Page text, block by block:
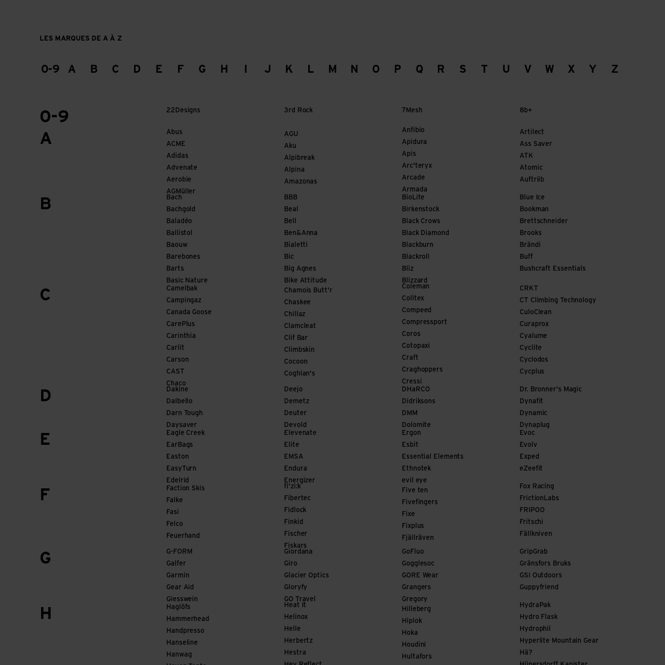
LES MARQUES DE A À Z
0-9 A B C D E F G H J K L M N O P Q R S T U V W X Y Z
0-9 22Designs 3rd Rock 7Mesh 8b+
A
Abus
ACME
Adidas
Advenate
Aerobie
AGMüller
AGU
Aku
Alpibreak
Alpina
Amazonas
Anfibio
Apidura
Apis
Arc'teryx
Arcade
Armada
Artilect
Ass Saver
ATK
Atomic
Auftriib
B
Bach
Bachgold
Baladéo
Ballistol
Baouw
Barebones
Barts
Basic Nature
BBB
Beal
Bell
Ben&Anna
Bialetti
Bic
Big Agnes
Bike Attitude
BioLite
Birkenstock
Black Crows
Black Diamond
Blackburn
Blackroll
Bliz
Blizzard
Blue Ice
Bookman
Brettschneider
Brooks
Brändi
Buff
Bushcraft Essentials
C
Camelbak
Campingaz
Canada Goose
CarePlus
Carinthia
Carlit
Carson
CAST
Chaco
Chamois Butt'r
Chaskee
Chillaz
Clamcleat
Clif Bar
Climbskin
Cocoon
Coghlan's
Coleman
Colltex
Compeed
Compressport
Coros
Cotopaxi
Craft
Craghoppers
Cressi
CRKT
CT Climbing Technology
CuloClean
Curaprox
Cyalume
Cyclite
Cyclodos
Cycplus
D
Dakine
Dalbello
Darn Tough
Daysaver
Deejo
Demetz
Deuter
Devold
DHaRCO
Didriksons
DMM
Dolomite
Dr. Bronner's Magic
Dynafit
Dynamic
Dynaplug
E
Eagle Creek
EarBags
Easton
EasyTurn
Edelrid
Elevenate
Elite
EMSA
Endura
Energizer
Ergon
Esbit
Essential Elements
Ethnotek
evil eye
Evoc
Evolv
Exped
eZeefit
F
Faction Skis
Falke
Fasi
Felco
Feuerhand
fi'zi:k
Fibertec
Fidlock
Finkid
Fischer
Fiskars
Five ten
Fivefingers
Fixe
Fixplus
Fjällräven
Fox Racing
FrictionLabs
FRIPOO
Fritschi
Fällkniven
G
G-FORM
Galfer
Garmin
Gear Aid
Giesswein
Giordana
Giro
Glacier Optics
Gloryfy
GO Travel
GoFluo
Gogglesoc
GORE Wear
Grangers
Gregory
GripGrab
Gränsfors Bruks
GSI Outdoors
Guppyfriend
H
Haglöfs
Hammerhead
Handpresso
Hanseline
Hanwag
Heat it
Helinox
Helle
Herbertz
Hestra
Hilleberg
Hiplok
Hoka
Houdini
Hultafors
HydraPak
Hydro Flask
Hydrophil
Hyperlite Mountain Gear
Hä?